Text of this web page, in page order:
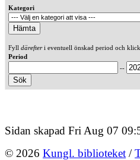
Kategori
Fyll därefteri eventuell önskad period och
Period
--
Sidan skapad Fri Aug 07
© 2026 Kungl. biblioteket /